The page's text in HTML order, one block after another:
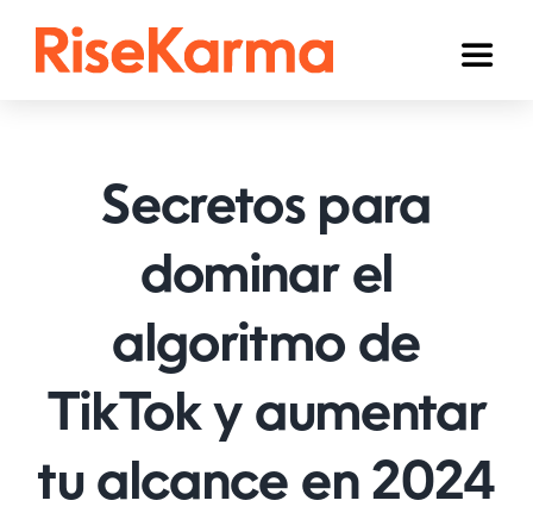
Toggle
TikTok
Facebook
Twitter (𝕏)
Otros
Carrito
Secretos para
dominar el
algoritmo de
TikTok y aumentar
tu alcance en 2024